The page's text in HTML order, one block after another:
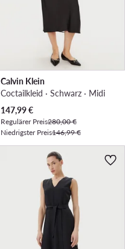
Calvin Klein
Coctailkleid · Schwarz · Midi
Aktueller Preis
147,99€
Regulärer Preis280,00 €
Niedrigster Preis146,99 €